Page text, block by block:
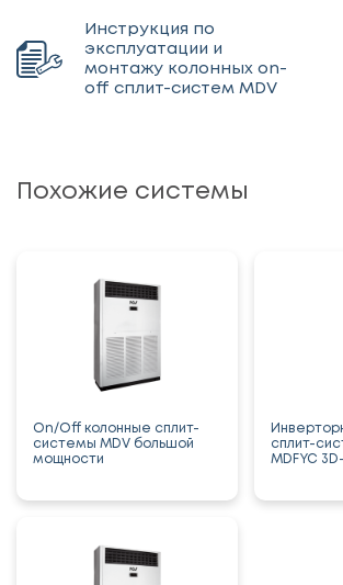
Инструкция по
эксплуатации и
монтажу колонных on-
off сплит-систем MDV
Похожие системы
On/Off колонные сплит-
системы MDV большой
мощности
сплит-
MDFYC